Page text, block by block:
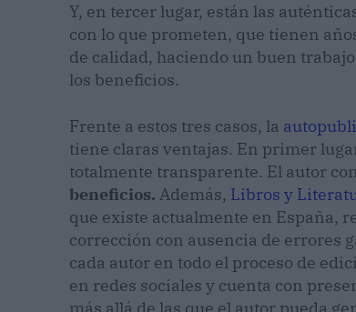
Y, en tercer lugar, están las
con lo que prometen, que tienen
de calidad, haciendo un buen
los beneficios.
Frente a estos tres casos, la
tiene claras ventajas. En primer
totalmente transparente. El autor
beneficios. Además, Libros y
que existe actualmente en España,
corrección con ausencia de errores
cada autor en todo el proceso de
en redes sociales y cuenta con